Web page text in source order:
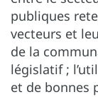
publiques
vecteurs et
de la
législatif ;
et de bonnes